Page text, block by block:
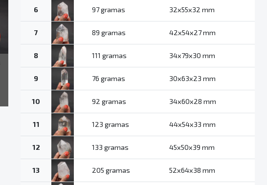
6 97 gramas 32x55x32 mm
7 89 gramas 42x54x27 mm
8 111 gramas 34x79x30 mm
9 76 gramas 30x63x23 mm
10 92 gramas 34x60x28 mm
11 123 gramas 44x54x33 mm
12 133 gramas 45x50x39 mm
13 205 gramas 52x64x38 mm